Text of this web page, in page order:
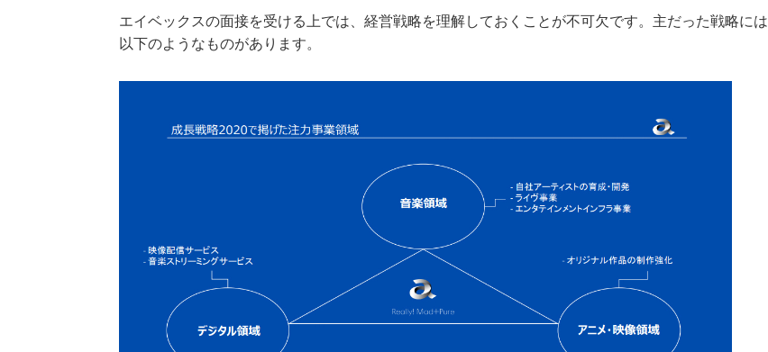
エイベックスの面接を受ける上では、経営戦略を理解しておくことが不可欠です。主だった戦略には
以下のようなものがあります。